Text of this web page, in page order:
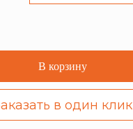
В корзину
в один клик